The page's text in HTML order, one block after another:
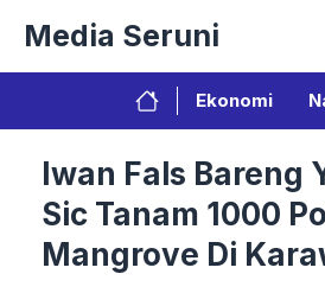
isi
Media Seruni
Ekonomi
Iwan Fals Bareng
Sic Tanam 1000
Mangrove Di